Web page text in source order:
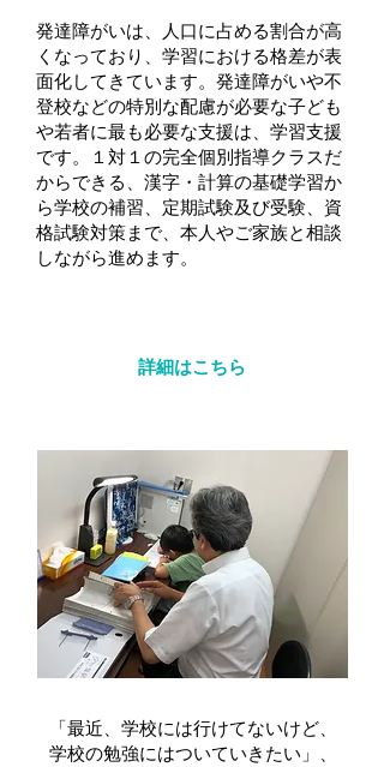
発達障がいは、人口に占める割合が高
くなっており、学習における格差が表
面化してきています。発達障がいや不
登校などの特別な配慮が必要な子ども
や若者に最も必要な支援は、学習支援
です。１対１の完全個別指導クラスだ
からできる、漢字・計算の基礎学習か
ら学校の補習、定期試験及び受験、資
格試験対策まで、本人やご家族と相談
しながら進めます。
詳細はこちら
「最近、学校には行けてないけど、
学校の勉強にはついていきたい」、